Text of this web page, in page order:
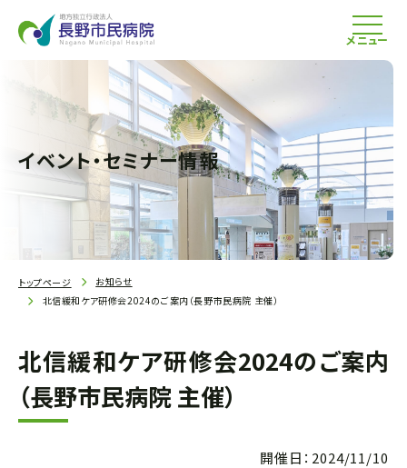
メニュー
イベント・セミナー情報
トップページ
お知らせ
北信緩和ケア研修会2024のご案内（長野市民病院 主催）
北信緩和ケア研修会2024のご案内
（長野市民病院 主催）
開催日：2024/11/10